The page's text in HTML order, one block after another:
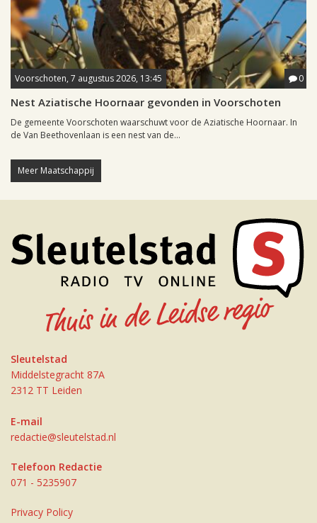
Voorschoten, 7 augustus 2026, 13:45 0
Nest Aziatische Hoornaar gevonden in Voorschoten
De gemeente Voorschoten waarschuwt voor de Aziatische Hoornaar. In
de Van Beethovenlaan is een nest van de...
Meer Maatschappij
Sleutelstad
Middelstegracht 87A
2312 TT Leiden
E-mail
redactie@sleutelstad.nl
Telefoon Redactie
071 - 5235907
Privacy Policy